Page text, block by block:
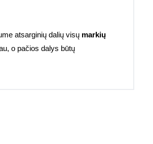
atsarginių dalių visų markių
o pačios dalys būtų